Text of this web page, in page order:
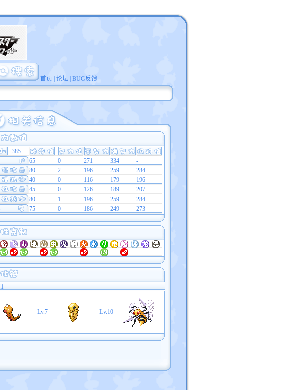
首页 论坛| BUG反馈
385
65
0 271 334
-
80
2 196 259
284
40
0 116 179
196
45
0 126 189
207
80
1 196 259
284
75
0 186 249 273
Lv.7 Lv.10